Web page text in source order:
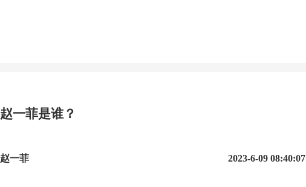
赵一菲是谁？
赵一菲 2023-6-09 08:40:07